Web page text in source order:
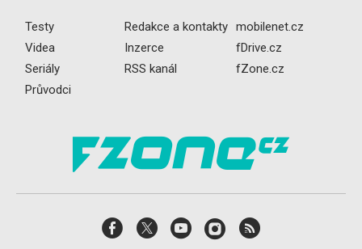
Testy
Videa
Seriály
Průvodci
Redakce a kontakty
Inzerce
RSS kanál
mobilenet.cz
fDrive.cz
fZone.cz